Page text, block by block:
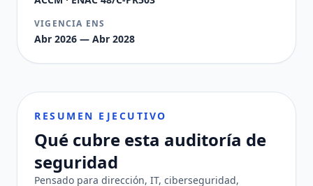
VIGENCIA ENS
Abr 2026 — Abr 2028
RESUMEN EJECUTIVO
Qué cubre esta auditoría de
seguridad
Pensado para dirección, IT, ciberseguridad,